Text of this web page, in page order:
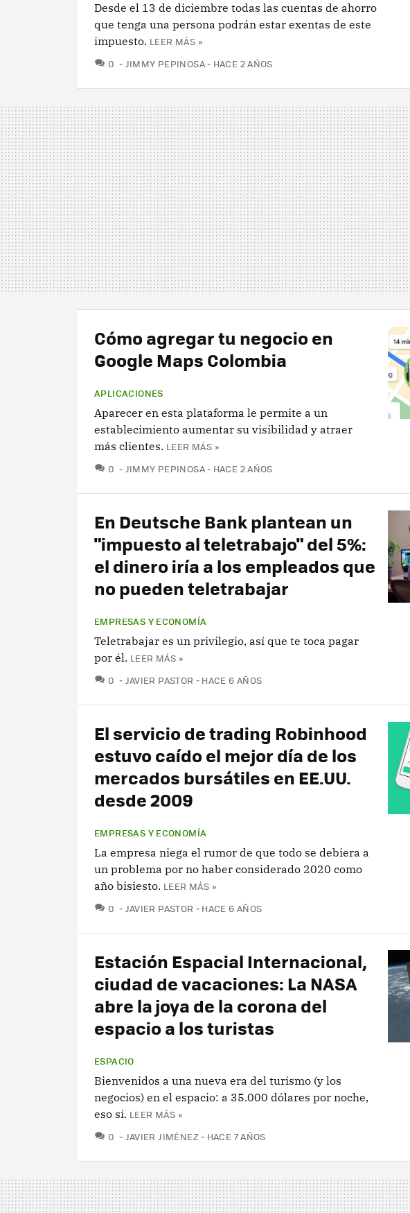
Desde el 13 de diciembre todas las cuentas de ahorro
que tenga una persona podrán estar exentas de este
impuesto. LEER MÁS »
0 COMENTARIOS
JIMMY PEPINOSA HACE 2 AÑOS
Cómo agregar tu negocio en
Google Maps Colombia
APLICACIONES
Aparecer en esta plataforma le permite a un
establecimiento aumentar su visibilidad y atraer
más clientes. LEER MÁS »
0 COMENTARIOS
JIMMY PEPINOSA HACE 2 AÑOS
En Deutsche Bank plantean un
"impuesto al teletrabajo" del 5%:
el dinero iría a los empleados que
no pueden teletrabajar
EMPRESAS Y ECONOMÍA
Teletrabajar es un privilegio, así que te toca pagar
por él. LEER MÁS »
0 COMENTARIOS
JAVIER PASTOR HACE 6 AÑOS
El servicio de trading Robinhood
estuvo caído el mejor día de los
mercados bursátiles en EE.UU.
desde 2009
EMPRESAS Y ECONOMÍA
La empresa niega el rumor de que todo se debiera a
un problema por no haber considerado 2020 como
año bisiesto. LEER MÁS »
0 COMENTARIOS
JAVIER PASTOR HACE 6 AÑOS
Estación Espacial Internacional,
ciudad de vacaciones: La NASA
abre la joya de la corona del
espacio a los turistas
ESPACIO
Bienvenidos a una nueva era del turismo (y los
negocios) en el espacio: a 35.000 dólares por noche,
eso sí. LEER MÁS »
0 COMENTARIOS
JAVIER JIMÉNEZ HACE 7 AÑOS